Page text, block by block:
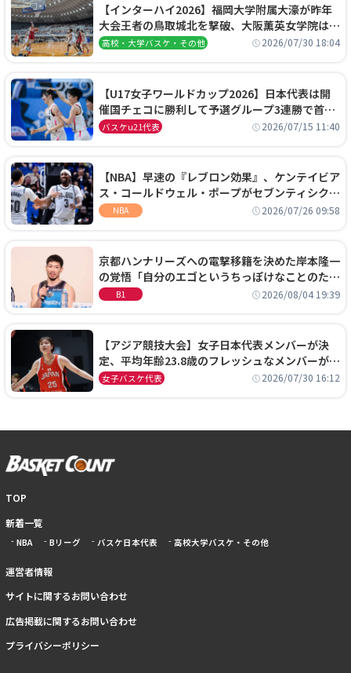
【インターハイ2026】福岡大学附属大濠が昨年
大会王者の鳥取城北を撃破、大阪薫英女学院は岐
阜女子に完勝、大会3日目試合結果
高校・大学バスケ・その他 2026/07/30 18:04
【U17女子ワールドカップ2026】日本代表は開
催国チェコに勝利して予選グループ3連勝で首位
通過！準々決勝の相手はエジプトに決定
バスケu21代表 2026/07/15 11:40
【NBA】早速の『レブロン効果』、ケンテイビア
ス・コールドウェル・ポープがセブンティシクサ
ーズに1年契約で加入
NBA 2026/07/26 09:58
京都ハンナリーズへの電撃移籍を決めた岸本隆一
の覚悟「自分のエゴというちっぽけなことのため
に、京都に来たわけではない」
B1 2026/08/04 19:39
【アジア競技大会】女子日本代表メンバーが決
定、平均年齢23.8歳のフレッシュなメンバーが日
本開催の大舞台で頂点を狙う
女子バスケ代表 2026/07/30 16:12
TOP
新着一覧
NBA Bリーグ バスケ日本代表 高校大学バスケ・その他
運営者情報
サイトに関するお問い合わせ
広告掲載に関するお問い合わせ
プライバシーポリシー